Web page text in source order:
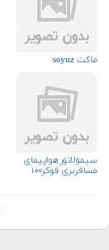
ماکت soyuz
سیمولاتور هواپیمای
مسافربری فوکر۱۰۰